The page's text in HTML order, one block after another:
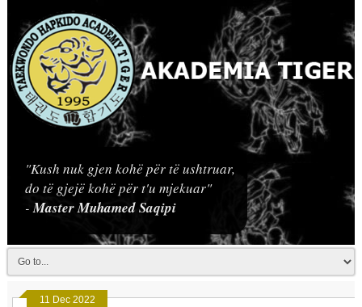
"Kush nuk gjen kohë për të ushtruar,
do të gjejë kohë për t'u mjekuar"
-Master Muhamed Saqipi
11 Dec 2022